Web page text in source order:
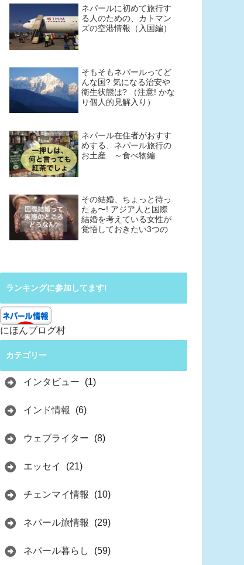
ネパールに初めて旅行す
る人のための、カトマン
ズの空港情報（入国編）
そもそもネパールってど
んな国? 気になる治安や
衛生状態は? （注意! かな
り個人的見解入り）
ネパール在住者がおすす
めする、ネパール旅行の
お土産 ～食べ物編
その結婚、ちょっと待っ
たぁ〜! アジア人と国際
結婚を考えている女性が
覚悟しておきたい3つの
ランキングに参加してます!
にほんブログ村
カテゴリー
インタビュー (1)
インド情報 (6)
ウェブライター (8)
エッセイ (21)
チェンマイ情報 (10)
ネパール旅情報 (29)
ネパール暮らし (59)